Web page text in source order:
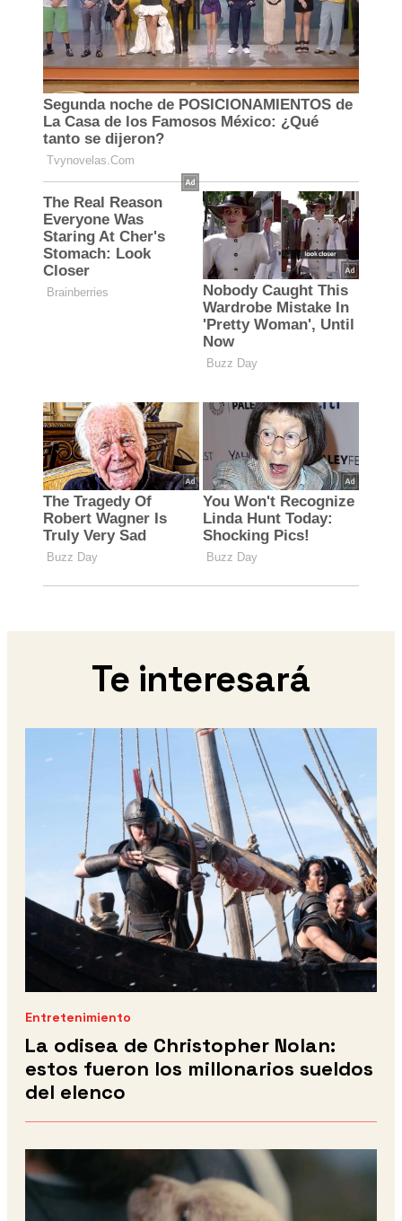
Te interesará
Entretenimiento
La odisea de Christopher Nolan:
estos fueron los millonarios sueldos
del elenco